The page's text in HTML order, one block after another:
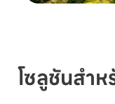
โซลูชันสำ